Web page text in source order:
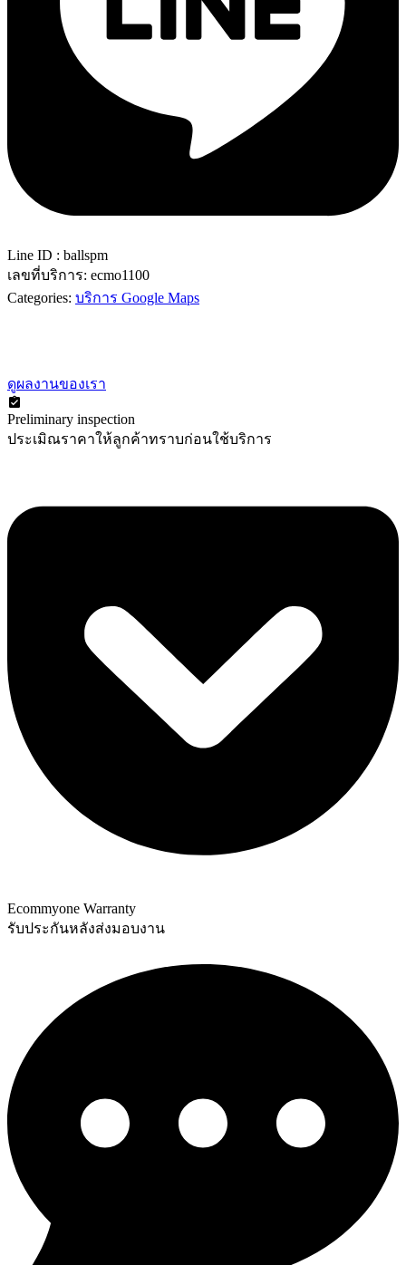
Line ID : ballspm
เลขที่บริการ: ecmo1100
Categories: บริการ Google Maps
ดูผลงานของเรา
Preliminary inspection
ประเมิณราคาให้ลูกค้าทราบก่อนใช้บริการ
Ecommyone Warranty
รับประกันหลังส่งมอบงาน